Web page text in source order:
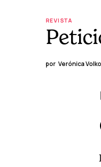
REVISTA
por Verónica